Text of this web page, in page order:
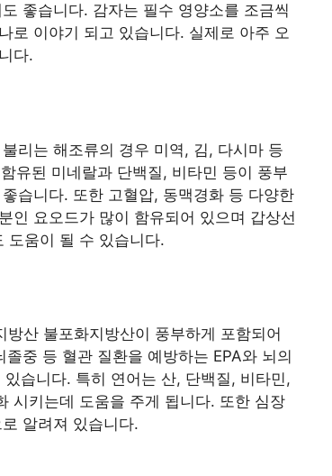
좋습니다. 감자는 필수 영양소를 조금씩
로 이야기 되고 있습니다. 실제로 아주 오
다.
리는 해조류의 경우 미역, 김, 다시마 등
유된 미네랄과 단백질, 비타민 등이 풍부
습니다. 또한 고혈압, 동맥경화 등 다양한
인 요오드가 많이 함유되어 있으며 갑상선
도움이 될 수 있습니다.
산 불포화지방산이 풍부하게 포함되어
중 등 혈관 질환을 예방하는 EPA와 뇌의
습니다. 특히 연어는 산, 단백질, 비타민,
시키는데 도움을 주게 됩니다. 또한 심장
알려져 있습니다.